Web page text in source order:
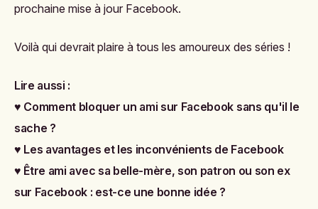
prochaine mise à jour Facebook.
Voilà qui devrait plaire à tous les amoureux des séries !
Lire aussi :
♥ Comment bloquer un ami sur Facebook sans qu'il le
sache ?
♥ Les avantages et les inconvénients de Facebook
♥ Être ami avec sa belle-mère, son patron ou son ex
sur Facebook : est-ce une bonne idée ?